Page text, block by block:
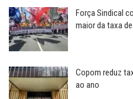
Força Sindical
maior da taxa
Copom reduz
ao ano